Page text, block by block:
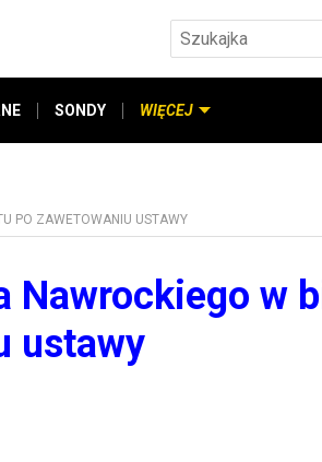
SONDY WIĘCEJ
PO ZAWETOWANIU USTAWY
Nawrockiego w
ustawy